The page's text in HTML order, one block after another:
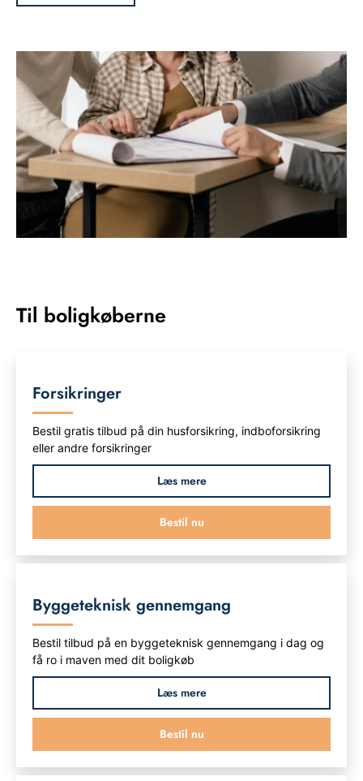
Til boligkøberne
Forsikringer
Bestil gratis tilbud på din husforsikring, indboforsikring
eller andre forsikringer
Læs mere
Bestil nu
Byggeteknisk gennemgang
Bestil tilbud på en byggeteknisk gennemgang i dag og
få ro i maven med dit boligkøb
Læs mere
Bestil nu